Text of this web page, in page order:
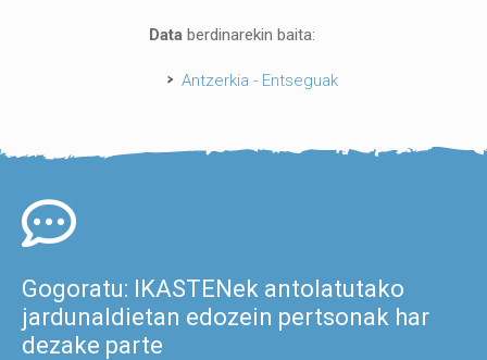
Data berdinarekin baita:
Antzerkia - Entseguak
Gogoratu: IKASTENek antolatutako
jardunaldietan edozein pertsonak har
dezake parte